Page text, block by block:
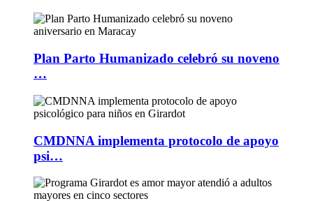
Plan Parto Humanizado celebró su noveno
…
CMDNNA implementa protocolo de apoyo
psi…